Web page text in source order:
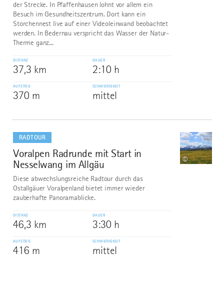
der Strecke. In Pfaffenhausen lohnt vor allem ein
Besuch im Gesundheitszentrum. Dort kann ein
Storchennest live auf einer Videoleinwand beobachtet
werden. In Bedernau verspricht das Wasser der Natur-
Therme ganz...
DISTANZ
37,3 km
DAUER
2:10 h
AUFSTIEG
370 m
SCHWIERIGKEIT
mittel
RADTOUR
10
Voralpen Radrunde mit Start in
Nesselwang im Allgäu
©
Diese abwechslungsreiche Radtour durch das
Ostallgäuer Voralpenland bietet immer wieder
zauberhafte Panoramablicke.
DISTANZ
46,3 km
DAUER
3:30 h
AUFSTIEG
416 m
SCHWIERIGKEIT
mittel
dazu